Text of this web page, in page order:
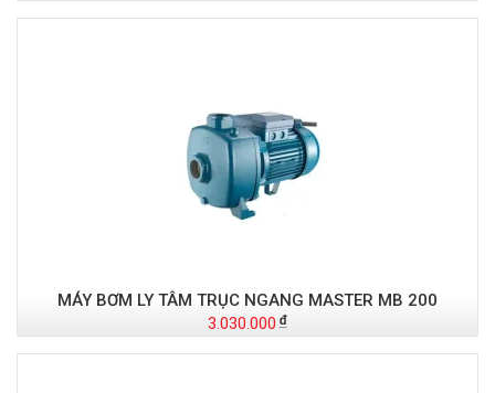
MÁY BƠM LY TÂM TRỤC NGANG MASTER MB 200
3.030.000